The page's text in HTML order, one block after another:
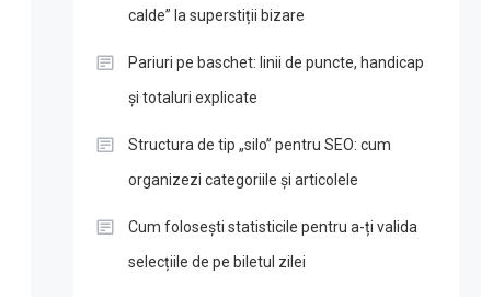
calde” la superstiții bizare
Pariuri pe baschet: linii de puncte, handicap
și totaluri explicate
Structura de tip „silo” pentru SEO: cum
organizezi categoriile și articolele
Cum folosești statisticile pentru a-ți valida
selecțiile de pe biletul zilei